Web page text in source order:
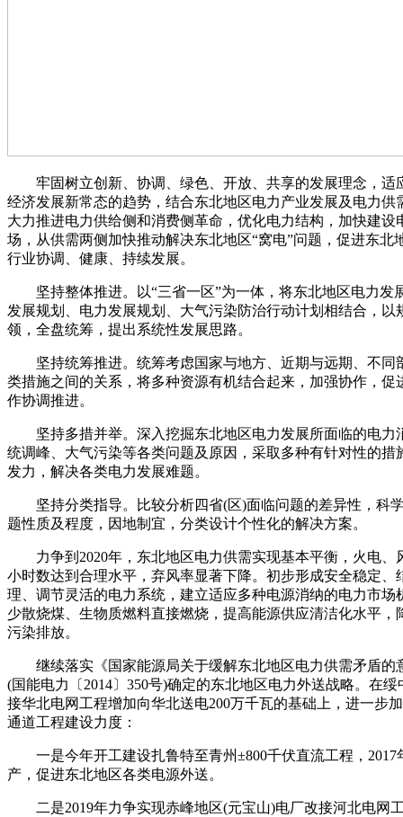
牢固树立创新、协调、绿色、开放、共享的发展理念，适
经济发展新常态的趋势，结合东北地区电力产业发展及电力供
大力推进电力供给侧和消费侧革命，优化电力结构，加快建设
场，从供需两侧加快推动解决东北地区“窝电”问题，促进东北
行业协调、健康、持续发展。
坚持整体推进。以“三省一区”为一体，将东北地区电力发
发展规划、电力发展规划、大气污染防治行动计划相结合，以
领，全盘统筹，提出系统性发展思路。
坚持统筹推进。统筹考虑国家与地方、近期与远期、不同
类措施之间的关系，将多种资源有机结合起来，加强协作，促
作协调推进。
坚持多措并举。深入挖掘东北地区电力发展所面临的电力
统调峰、大气污染等各类问题及原因，采取多种有针对性的措
发力，解决各类电力发展难题。
坚持分类指导。比较分析四省(区)面临问题的差异性，科
题性质及程度，因地制宜，分类设计个性化的解决方案。
力争到2020年，东北地区电力供需实现基本平衡，火电、
小时数达到合理水平，弃风率显著下降。初步形成安全稳定、
理、调节灵活的电力系统，建立适应多种电源消纳的电力市场
少散烧煤、生物质燃料直接燃烧，提高能源供应清洁化水平，
污染排放。
继续落实《国家能源局关于缓解东北地区电力供需矛盾的
(国能电力〔2014〕350号)确定的东北地区电力外送战略。在绥
接华北电网工程增加向华北送电200万千瓦的基础上，进一步
通道工程建设力度：
一是今年开工建设扎鲁特至青州±800千伏直流工程，2017
产，促进东北地区各类电源外送。
二是2019年力争实现赤峰地区(元宝山)电厂改接河北电网